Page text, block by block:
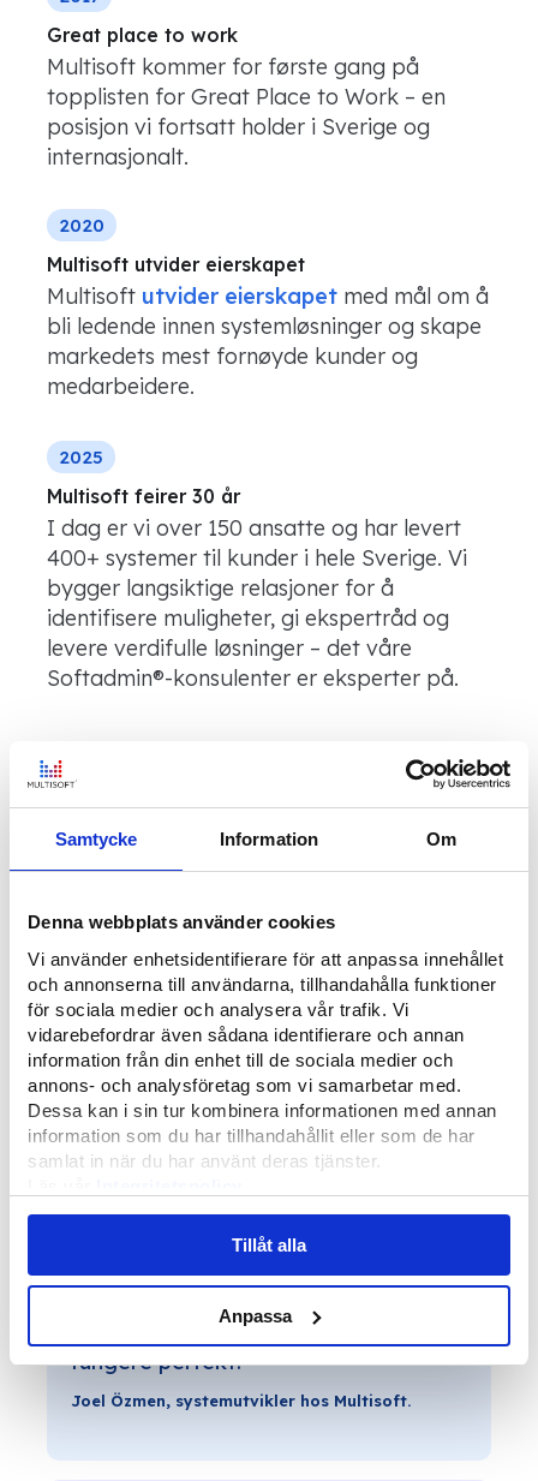
Samtycke Information Om
Denna webbplats använder cookies
Vi använder enhetsidentifierare för att anpassa innehållet
och annonserna till användarna, tillhandahålla funktioner
för sociala medier och analysera vår trafik. Vi
vidarebefordrar även sådana identifierare och annan
information från din enhet till de sociala medier och
annons- och analysföretag som vi samarbetar med.
Dessa kan i sin tur kombinera informationen med annan
information som du har tillhandahållit eller som de har
samlat in när du har använt deras tjänster.
Läs mer om våraCookies
Tillåt alla
Anpassa
Great place to work
Multisoft kommer for første gang på
topplisten for Great Place to Work – en
posisjon vi fortsatt holder i Sverige og
internasjonalt.
2020
Multisoft utvider eierskapet
Multisoft utvider eierskapet med mål om å
bli ledende innen systemløsninger og skape
markedets mest fornøyde kunder og
medarbeidere.
2025
Multisoft feirer 30 år
I dag er vi over 150 ansatte og har levert
400+ systemer til kunder i hele Sverige. Vi
bygger langsiktige relasjoner for å
identifisere muligheter, gi ekspertråd og
levere verdifulle løsninger – det våre
Softadmin®-konsulenter er eksperter på.
Les mer om hvordan Multisofts navn ble til
"Å lage systemløsninger som gjør
det enklere for brukerne, er like
fungere perfekt."
Joel Özmen, systemutvikler hos Multisoft.